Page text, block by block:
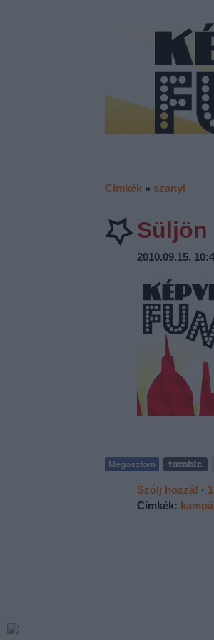
Címkék » szanyi
Süljön
2010.09.15.
Szólj hozzá! · 1
Címkék: